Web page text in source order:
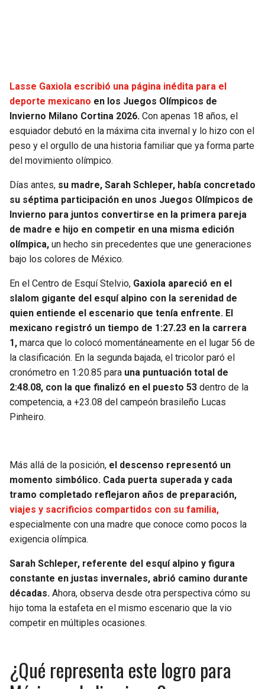
Lasse Gaxiola escribió una página inédita para el
deporte mexicano en los Juegos Olímpicos de
Invierno Milano Cortina 2026. Con apenas 18 años, el
esquiador debutó en la máxima cita invernal y lo hizo con el
peso y el orgullo de una historia familiar que ya forma parte
del movimiento olímpico.
Días antes, su madre, Sarah Schleper, había concretado
su séptima participación en unos Juegos Olímpicos de
Invierno para juntos convertirse en la primera pareja
de madre e hijo en competir en una misma edición
olímpica, un hecho sin precedentes que une generaciones
bajo los colores de México.
En el Centro de Esquí Stelvio, Gaxiola apareció en el
slalom gigante del esquí alpino con la serenidad de
quien entiende el escenario que tenía enfrente. El
mexicano registró un tiempo de 1:27.23 en la carrera
1, marca que lo colocó momentáneamente en el lugar 56 de
la clasificación. En la segunda bajada, el tricolor paró el
cronómetro en 1:20.85 para una puntuación total de
2:48.08, con la que finalizó en el puesto 53 dentro de la
competencia, a +23.08 del campeón brasileño Lucas
Pinheiro.
Más allá de la posición, el descenso representó un
momento simbólico. Cada puerta superada y cada
tramo completado reflejaron años de preparación,
viajes y sacrificios compartidos con su familia,
especialmente con una madre que conoce como pocos la
exigencia olímpica.
Sarah Schleper, referente del esquí alpino y figura
constante en justas invernales, abrió camino durante
décadas. Ahora, observa desde otra perspectiva cómo su
hijo toma la estafeta en el mismo escenario que la vio
competir en múltiples ocasiones.
¿Qué representa este logro para